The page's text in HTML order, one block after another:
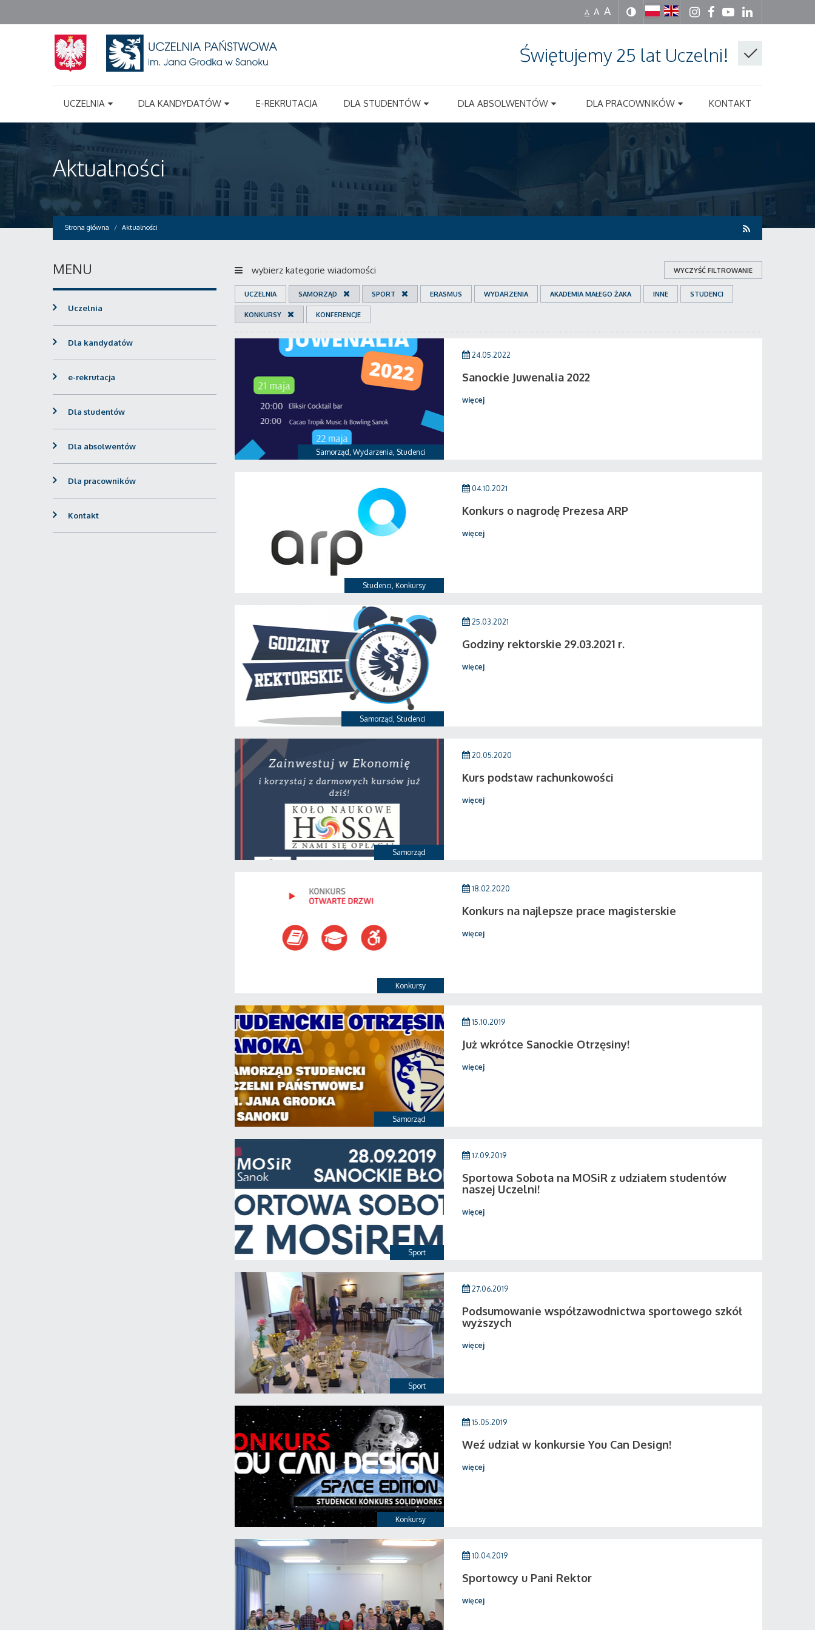
A A A
Świętujemy 25 lat Uczelni!
UCZELNIA DLA KANDYDATÓW E-REKRUTACJA DLA STUDENTÓW DLA ABSOLWENTÓW DLA PRACOWNIKÓW KONTAKT
Aktualności
Strona główna Aktualności
wybierz kategorie wiadomości WYCZYŚĆ FILTROWANIE
UCZELNIA SAMORZĄD SPORT ERASMUS WYDARZENIA AKADEMIA MAŁEGO ŻAKA INNE STUDENCI
KONKURSY KONFERENCJE
Samorząd, Wydarzenia, Studenci
24.05.2022
Sanockie Juwenalia 2022
więcej
Studenci, Konkursy
04.10.2021
Konkurs o nagrodę Prezesa ARP
więcej
Samorząd, Studenci
25.03.2021
Godziny rektorskie 29.03.2021 r.
więcej
Samorząd
20.05.2020
Kurs podstaw rachunkowości
więcej
Konkursy
18.02.2020
Konkurs na najlepsze prace magisterskie
więcej
Samorząd
15.10.2019
Już wkrótce Sanockie Otrzęsiny!
więcej
Sport
17.09.2019
Sportowa Sobota na MOSiR z udziałem studentów
naszej Uczelni!
więcej
Sport
27.06.2019
Podsumowanie współzawodnictwa sportowego szkół
wyższych
więcej
Konkursy
15.05.2019
Weź udział w konkursie You Can Design!
więcej
10.04.2019
Sportowcy u Pani Rektor
więcej
MENU
Uczelnia
Dla kandydatów
e-rekrutacja
Dla studentów
Dla absolwentów
Dla pracowników
Kontakt